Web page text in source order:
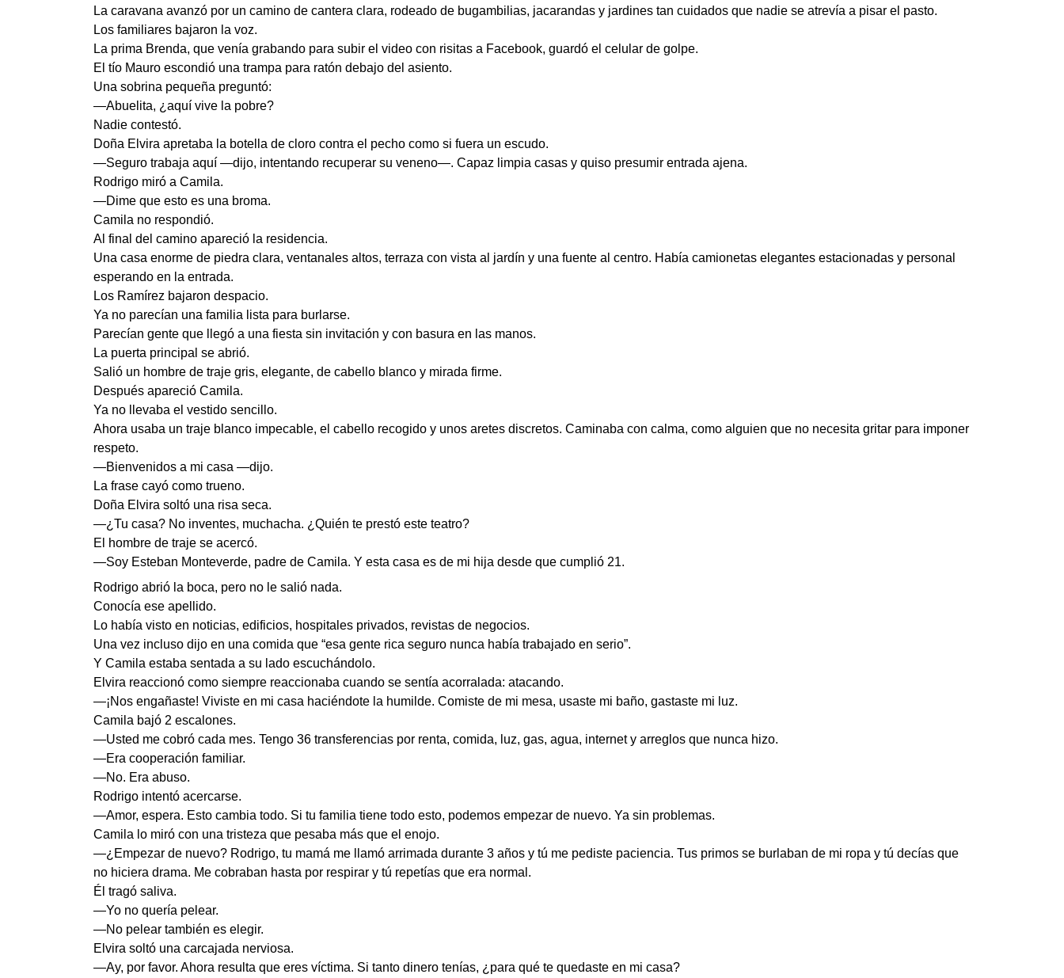
La caravana avanzó por un camino de cantera clara, rodeado de bugambilias, jacarandas y jardines tan cuidados que nadie se atrevía a pisar el pasto.
Los familiares bajaron la voz.
La prima Brenda, que venía grabando para subir el video con risitas a Facebook, guardó el celular de golpe.
El tío Mauro escondió una trampa para ratón debajo del asiento.
Una sobrina pequeña preguntó:
—Abuelita, ¿aquí vive la pobre?
Nadie contestó.
Doña Elvira apretaba la botella de cloro contra el pecho como si fuera un escudo.
—Seguro trabaja aquí —dijo, intentando recuperar su veneno—. Capaz limpia casas y quiso presumir entrada ajena.
Rodrigo miró a Camila.
—Dime que esto es una broma.
Camila no respondió.
Al final del camino apareció la residencia.
Una casa enorme de piedra clara, ventanales altos, terraza con vista al jardín y una fuente al centro. Había camionetas elegantes estacionadas y personal
esperando en la entrada.
Los Ramírez bajaron despacio.
Ya no parecían una familia lista para burlarse.
Parecían gente que llegó a una fiesta sin invitación y con basura en las manos.
La puerta principal se abrió.
Salió un hombre de traje gris, elegante, de cabello blanco y mirada firme.
Después apareció Camila.
Ya no llevaba el vestido sencillo.
Ahora usaba un traje blanco impecable, el cabello recogido y unos aretes discretos. Caminaba con calma, como alguien que no necesita gritar para imponer
respeto.
—Bienvenidos a mi casa —dijo.
La frase cayó como trueno.
Doña Elvira soltó una risa seca.
—¿Tu casa? No inventes, muchacha. ¿Quién te prestó este teatro?
El hombre de traje se acercó.
—Soy Esteban Monteverde, padre de Camila. Y esta casa es de mi hija desde que cumplió 21.
Rodrigo abrió la boca, pero no le salió nada.
Conocía ese apellido.
Lo había visto en noticias, edificios, hospitales privados, revistas de negocios.
Una vez incluso dijo en una comida que “esa gente rica seguro nunca había trabajado en serio”.
Y Camila estaba sentada a su lado escuchándolo.
Elvira reaccionó como siempre reaccionaba cuando se sentía acorralada: atacando.
—¡Nos engañaste! Viviste en mi casa haciéndote la humilde. Comiste de mi mesa, usaste mi baño, gastaste mi luz.
Camila bajó 2 escalones.
—Usted me cobró cada mes. Tengo 36 transferencias por renta, comida, luz, gas, agua, internet y arreglos que nunca hizo.
—Era cooperación familiar.
—No. Era abuso.
Rodrigo intentó acercarse.
—Amor, espera. Esto cambia todo. Si tu familia tiene todo esto, podemos empezar de nuevo. Ya sin problemas.
Camila lo miró con una tristeza que pesaba más que el enojo.
—¿Empezar de nuevo? Rodrigo, tu mamá me llamó arrimada durante 3 años y tú me pediste paciencia. Tus primos se burlaban de mi ropa y tú decías que
no hiciera drama. Me cobraban hasta por respirar y tú repetías que era normal.
Él tragó saliva.
—Yo no quería pelear.
—No pelear también es elegir.
Elvira soltó una carcajada nerviosa.
—Ay, por favor. Ahora resulta que eres víctima. Si tanto dinero tenías, ¿para qué te quedaste en mi casa?